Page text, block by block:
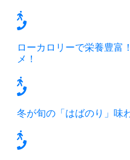
ローカロリーで栄養豊富
メ！
冬が旬の「はばのり」味